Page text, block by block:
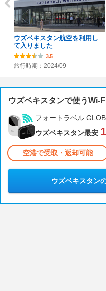
ウズベキスタン航空を利用し
て入りました
3.5
旅行時期：2024/09
ウズベキスタンで使うWi-
フォートラベル
ウズベキスタン最安
空港で受取・返却可能
ウズベキスタン